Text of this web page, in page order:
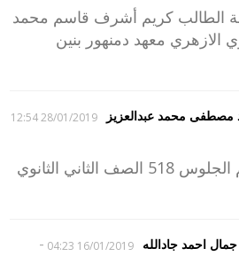
الطالب كريم أشرف قاسم محمد
الازهري معهد دمنهور بنين
مصطفى محمد عبدالعزيز 28/01/2019 12:54
رقم الجلوس 518 الصف الثاني الثانوي
جمال احمد جادالله 16/01/2019 04:23
-